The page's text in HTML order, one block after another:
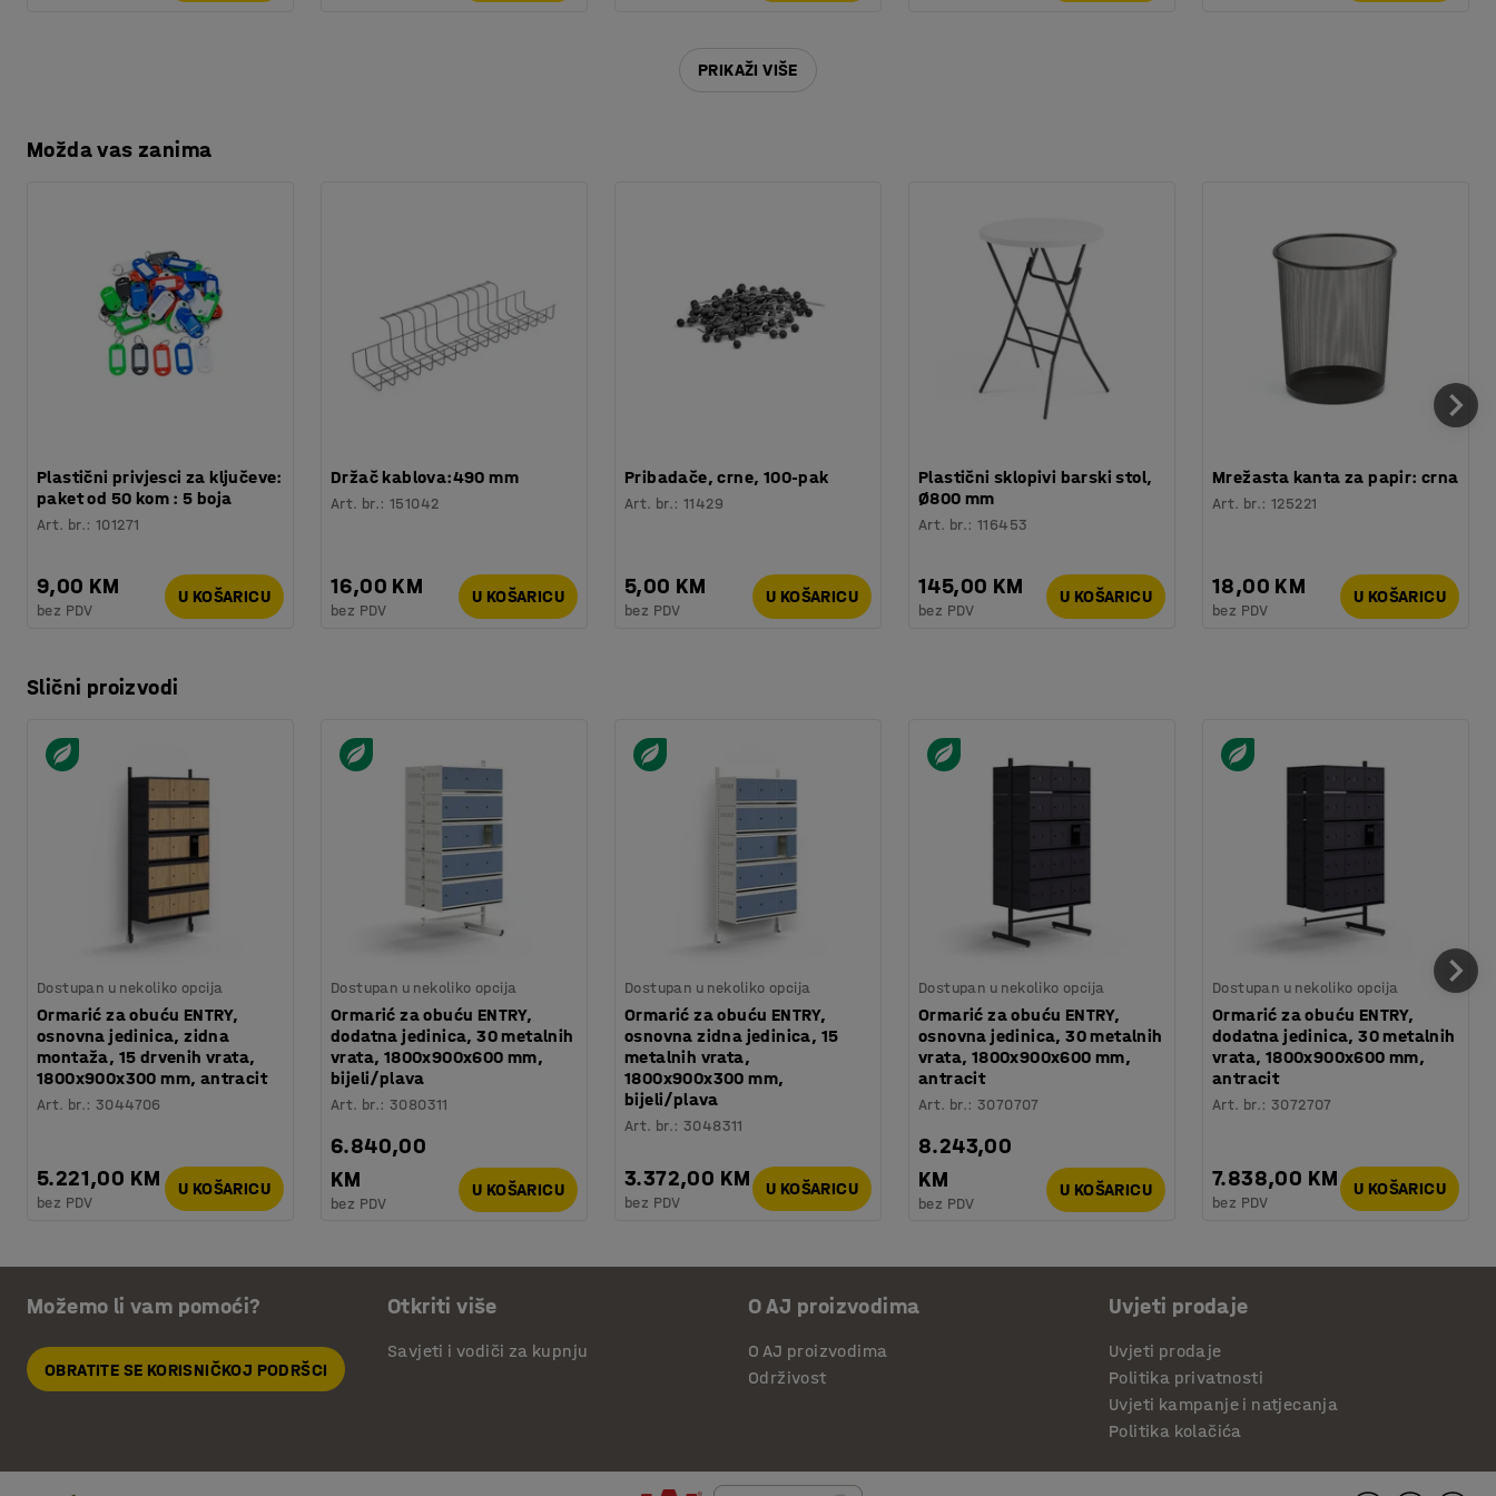
PRIKAŽI VIŠE
Možda vas zanima
Plastični privjesci za ključeve:
paket od 50 kom : 5 boja
Art. br.:101271
9,00 KM
bez PDV
U KOŠARICU
Držač kablova:490 mm
Art. br.:151042
16,00 KM
bez PDV
U KOŠARICU
Pribadače, crne, 100-pak
Art. br.:11429
5,00 KM
bez PDV
U KOŠARICU
Plastični sklopivi barski stol,
Ø800 mm
Art. br.:116453
145,00 KM
bez PDV
U KOŠARICU
Mrežasta kanta za papir: crna
Art. br.:125221
18,00 KM
bez PDV
U KOŠARICU
Slični proizvodi
Dostupan u nekoliko opcija
Ormarić za obuću ENTRY,
osnovna jedinica, zidna
montaža, 15 drvenih vrata,
1800x900x300 mm, antracit
Art. br.:3044706
5.221,00 KM
bez PDV
U KOŠARICU
Dostupan u nekoliko opcija
Ormarić za obuću ENTRY,
dodatna jedinica, 30 metalnih
vrata, 1800x900x600 mm,
bijeli/plava
Art. br.:3080311
6.840,00
KM
bez PDV
U KOŠARICU
Dostupan u nekoliko opcija
Ormarić za obuću ENTRY,
osnovna zidna jedinica, 15
metalnih vrata,
1800x900x300 mm,
bijeli/plava
Art. br.:3048311
3.372,00 KM
bez PDV
U KOŠARICU
Dostupan u nekoliko opcija
Ormarić za obuću ENTRY,
osnovna jedinica, 30 metalnih
vrata, 1800x900x600 mm,
antracit
Art. br.:3070707
8.243,00
KM
bez PDV
U KOŠARICU
Dostupan u nekoliko opcija
Ormarić za obuću ENTRY,
dodatna jedinica, 30 metalnih
vrata, 1800x900x600 mm,
antracit
Art. br.:3072707
7.838,00 KM
bez PDV
U KOŠARICU
Možemo li vam pomoći?
OBRATITE SE KORISNIČKOJ PODRŠCI
Otkriti više
Savjeti i vodiči za kupnju
O AJ proizvodima
O AJ proizvodima
Održivost
Uvjeti prodaje
Uvjeti prodaje
Politika privatnosti
Uvjeti kampanje i natjecanja
Politika kolačića